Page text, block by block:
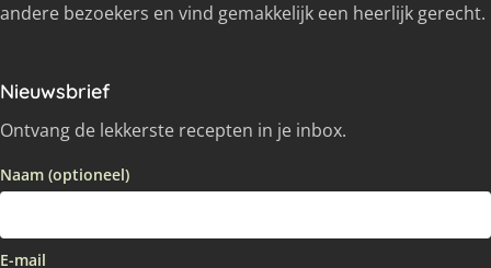
andere bezoekers en vind gemakkelijk een heerlijk gerecht.
Nieuwsbrief
Ontvang de lekkerste recepten in je inbox.
Naam (optioneel)
E-mail